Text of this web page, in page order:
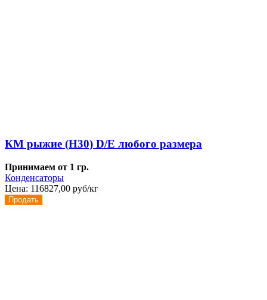
КМ рыжие (Н30) D/E любого размера
Принимаем от 1 гр.
Конденсаторы
Цена: 116827,00 руб/кг
Продать